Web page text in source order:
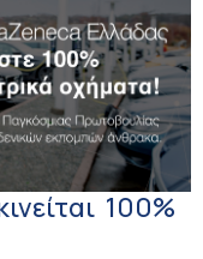
100%